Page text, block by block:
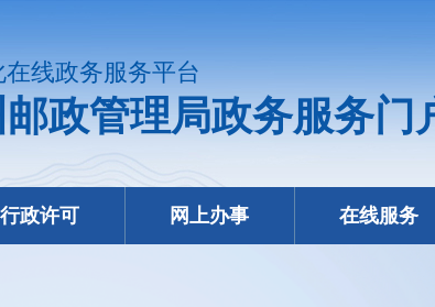
线政务服务平台
政管理局政务服务门
行政许可 网上办事 在线服务